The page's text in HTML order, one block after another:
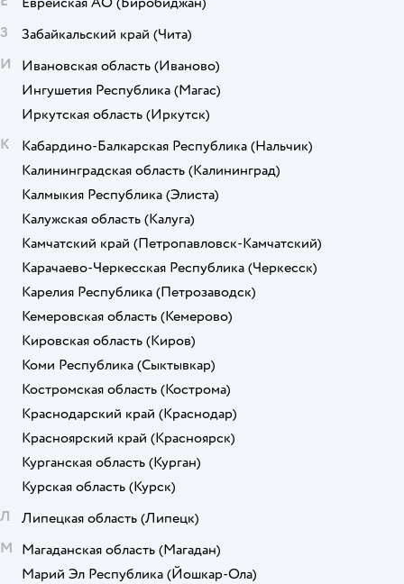
З
Забайкальский край (Чита)
И
Ивановская область (Иваново)
Ингушетия Республика (Магас)
Иркутская область (Иркутск)
К
Кабардино-Балкарская Республика (Нальчик)
Калининградская область (Калининград)
Калмыкия Республика (Элиста)
Калужская область (Калуга)
Камчатский край (Петропавловск-Камчатский)
Карачаево-Черкесская Республика (Черкесск)
Карелия Республика (Петрозаводск)
Кемеровская область (Кемерово)
Кировская область (Киров)
Коми Республика (Сыктывкар)
Костромская область (Кострома)
Краснодарский край (Краснодар)
Красноярский край (Красноярск)
Курганская область (Курган)
Курская область (Курск)
Л
Липецкая область (Липецк)
М Магаданская область (Магадан)
Марий Эл Республика (Йошкар-Ола)